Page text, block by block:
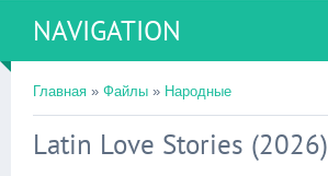
NAVIGATION
Главная » Файлы » Народные
Latin Love Stories (2026)